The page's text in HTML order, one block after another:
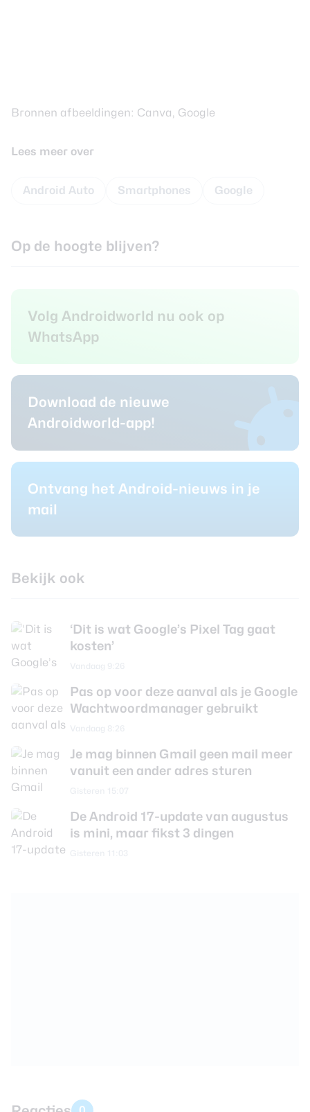
Bronnen afbeeldingen: Canva, Google
Lees meer over
Android Auto Smartphones Google
Op de hoogte blijven?
Volg Androidworld nu ook op
WhatsApp
Download de nieuwe
Androidworld-app!
Ontvang het Android-nieuws in je
mail
Bekijk ook
‘Dit is wat Google’s Pixel Tag gaat
kosten’
Pas op voor deze aanval als je Google
Wachtwoordmanager gebruikt
Je mag binnen Gmail geen mail meer
vanuit een ander adres sturen
De Android 17-update van augustus
is mini, maar fikst 3 dingen